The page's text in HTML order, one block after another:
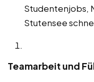
Studentenjobs,
Stutensee
Teamarbeit und